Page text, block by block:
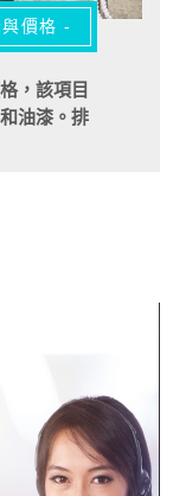
價格 -
，該項目
油漆。排